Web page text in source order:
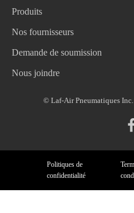
Produits
Nos fournisseurs
Demande de soumission
Nous joindre
© Laf-Air Pneumatiques
Politiques de
confidentialité